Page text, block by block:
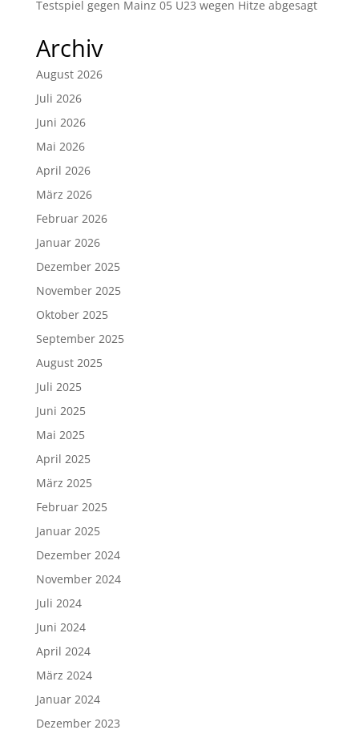
Testspiel gegen Mainz 05 U23 wegen Hitze abgesagt
Archiv
August 2026
Juli 2026
Juni 2026
Mai 2026
April 2026
März 2026
Februar 2026
Januar 2026
Dezember 2025
November 2025
Oktober 2025
September 2025
August 2025
Juli 2025
Juni 2025
Mai 2025
April 2025
März 2025
Februar 2025
Januar 2025
Dezember 2024
November 2024
Juli 2024
Juni 2024
April 2024
März 2024
Januar 2024
Dezember 2023